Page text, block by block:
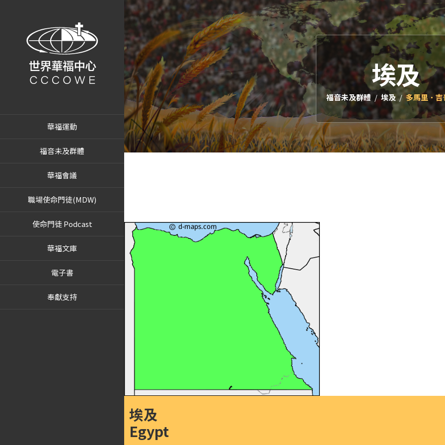
華福運動
福音未及群體
華福會議
職場使命門徒(MDW)
使命門徒 Podcast
華福文庫
電子書
奉獻支持
埃及
福音未及群體 埃及 多馬里．
埃及
Egypt